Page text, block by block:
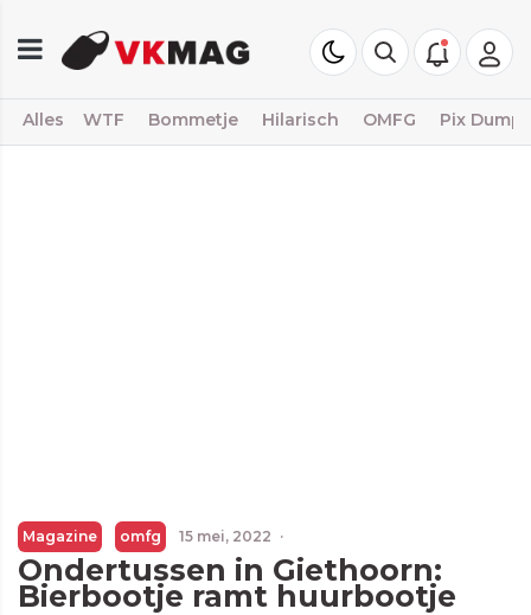
Alles WTF Bommetje Hilarisch OMFG Pix Dump
Magazine omfg 15 mei, 2022 ·
Ondertussen in Giethoorn:
Bierbootje ramt huurbootje